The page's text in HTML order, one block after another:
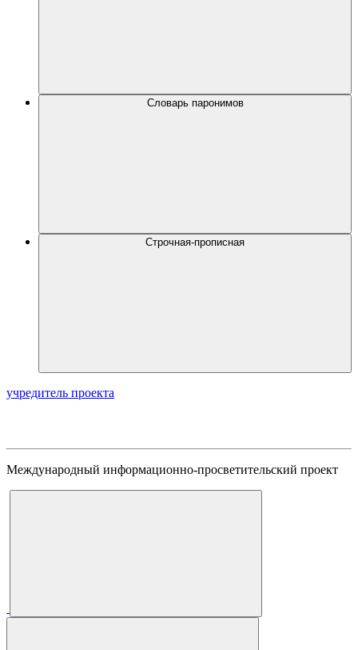
Словарь паронимов
Строчная-прописная
учредитель проекта
Международный информационно-просветительский проект